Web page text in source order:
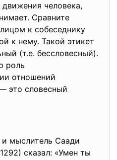
человека,
Сравните
к собеседнику
к нему. Такой этикет
(т.е. бессловесный).
роль
отношений
это словесный
и мыслитель Саади
сказал: «Умен ты